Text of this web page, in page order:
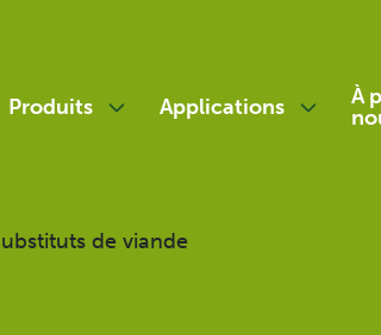
Produits
Rouge
Applications
Boulangerie et
À
de viande